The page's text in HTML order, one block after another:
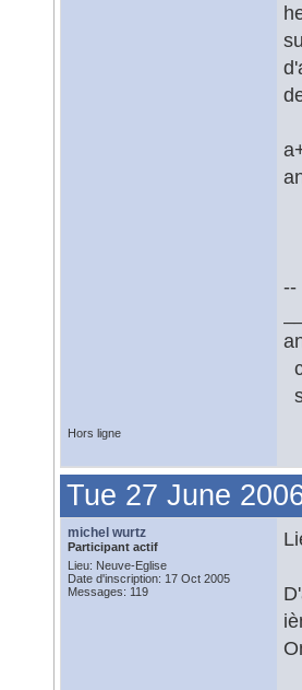
--
Hors ligne
Tue 27 June
michel wurtz
Participant actif
Lieu: Neuve-Eglise
Date d'inscription: 17 Oct 2005
Messages: 119